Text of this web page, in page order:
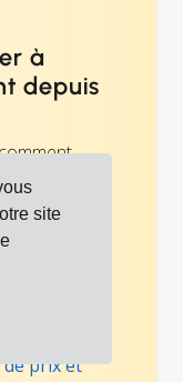
site
à
depuis
prix et